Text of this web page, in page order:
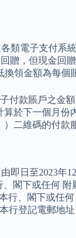
類電子支付系
，但現金回
領金額為每個
付款賬戶之金
於下一個月份
二維碼的付款
日至2023年
閣下或任何
行、閣下或任
行登記電郵地